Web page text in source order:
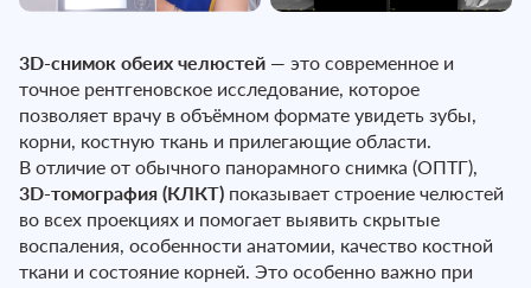
3D-снимок обеих челюстей — это современное и
точное рентгеновское исследование, которое
позволяет врачу в объёмном формате увидеть зубы,
корни, костную ткань и прилегающие области.
В отличие от обычного панорамного снимка (ОПТГ),
3D-томография (КЛКТ) показывает строение челюстей
во всех проекциях и помогает выявить скрытые
воспаления, особенности анатомии, качество костной
ткани и состояние корней. Это особенно важно при